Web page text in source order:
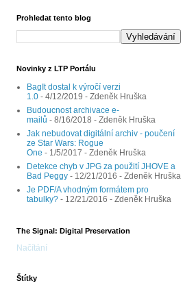
Prohledat tento blog
Novinky z LTP Portálu
BagIt dostal k výročí verzi
1.0 - 4/12/2019 - Zdeněk Hruška
Budoucnost archivace e-
mailů - 8/16/2018 - Zdeněk Hruška
Jak nebudovat digitální archiv - poučení
ze Star Wars: Rogue
One - 1/5/2017 - Zdeněk Hruška
Detekce chyb v JPG za použití JHOVE a
Bad Peggy - 12/21/2016 - Zdeněk Hruška
Je PDF/A vhodným formátem pro
tabulky? - 12/21/2016 - Zdeněk Hruška
The Signal: Digital Preservation
Načítání
Štítky